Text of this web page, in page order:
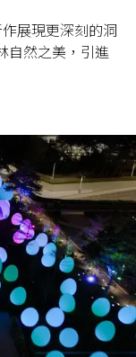
展現更深刻的洞
自然之美，引進